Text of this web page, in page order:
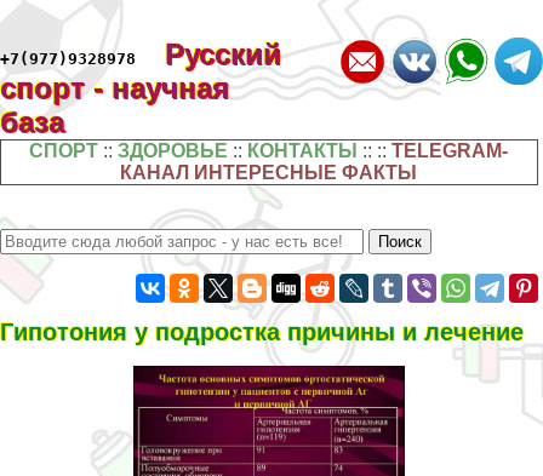
+7(977)9328978
Русский
спорт - научная
база
СПОРТ ::ЗДОРОВЬЕ :: КОНТАКТЫ :: ::TELEGRAM-
КАНАЛ ИНТЕРЕСНЫЕ ФАКТЫ
Гипотония у подростка причины и лечение